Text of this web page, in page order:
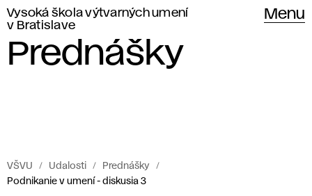
Vysoká škola výtvarných umení
v Bratislave
Menu
Prednášky
VŠVU Udalosti
Prednášky
Podnikanie v umení - diskusia 3